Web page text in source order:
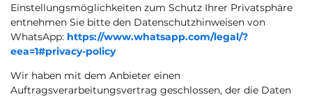
Einstellungsmöglichkeiten zum Schutz Ihrer Privatsphäre
entnehmen Sie bitte den Datenschutzhinweisen von
WhatsApp: https://www.whatsapp.com/legal/?
eea=1#privacy-policy
Wir haben mit dem Anbieter einen
Auftragsverarbeitungsvertrag geschlossen, der die Daten